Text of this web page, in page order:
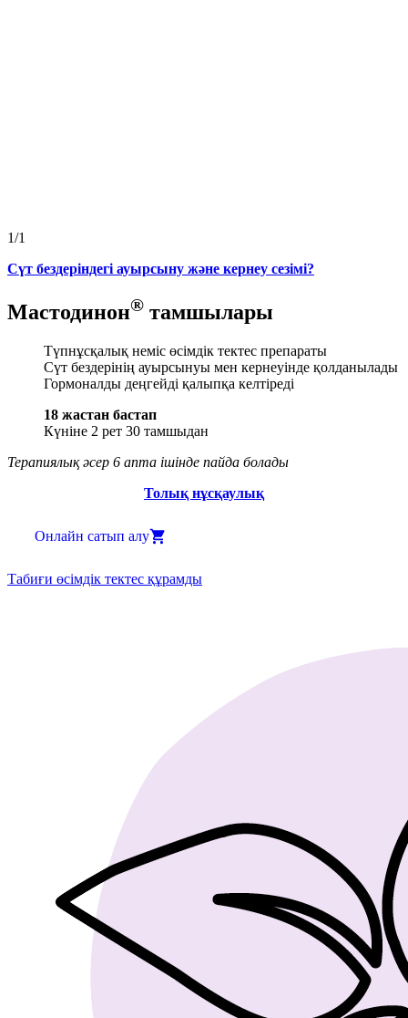
1/1
Сүт бездеріндегі ауырсыну және кернеу сезімі?
Мастодинон® тамшылары
Түпнұсқалық неміс өсімдік тектес препараты
Сүт бездерінің ауырсынуы мен кернеуінде қолданылады
Гормоналды деңгейді қалыпқа келтіреді
18 жастан бастап
Күніне 2 рет 30 тамшыдан
Терапиялық әсер 6 апта ішінде пайда болады
Толық нұсқаулық
Онлайн сатып алу
Табиғи өсімдік тектес құрамды